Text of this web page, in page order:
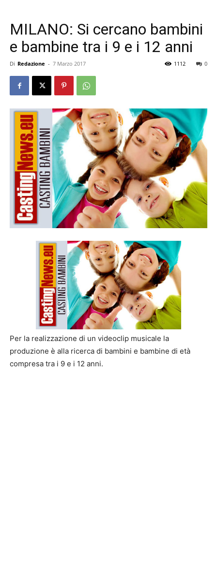
MILANO: Si cercano bambini
e bambine tra i 9 e i 12 anni
Di Redazione - 7 Marzo 2017 0
1112
Per la realizzazione di un videoclip musicale la
produzione è alla ricerca di bambini e bambine di età
compresa tra i 9 e i 12 anni.